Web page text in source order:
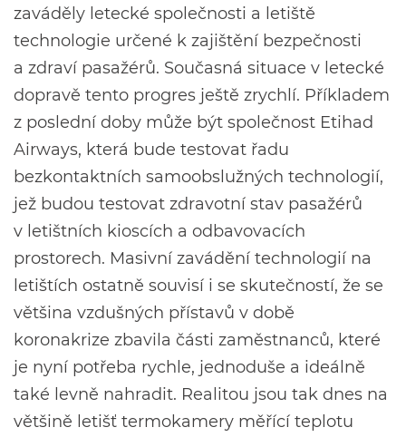
zaváděly letecké společnosti a letiště
technologie určené k zajištění bezpečnosti
a zdraví pasažérů. Současná situace v letecké
dopravě tento progres ještě zrychlí. Příkladem
z poslední doby může být společnost Etihad
Airways, která bude testovat řadu
bezkontaktních samoobslužných technologií,
jež budou testovat zdravotní stav pasažérů
v letištních kioscích a odbavovacích
prostorech. Masivní zavádění technologií na
letištích ostatně souvisí i se skutečností, že se
většina vzdušných přístavů v době
koronakrize zbavila části zaměstnanců, které
je nyní potřeba rychle, jednoduše a ideálně
také levně nahradit. Realitou jsou tak dnes na
většině letišť termokamery měřící teplotu